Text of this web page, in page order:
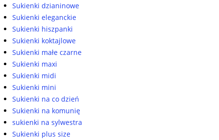
Sukienki dzianinowe
Sukienki eleganckie
Sukienki hiszpanki
Sukienki koktajlowe
Sukienki małe czarne
Sukienki maxi
Sukienki midi
Sukienki mini
Sukienki na co dzień
Sukienki na komunię
sukienki na sylwestra
Sukienki plus size